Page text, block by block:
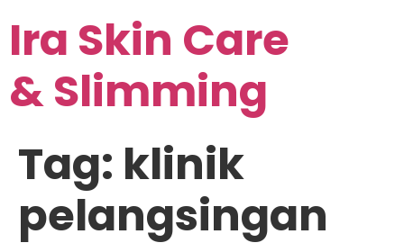
Ira Skin Care
& Slimming
Tag: klinik
pelangsingan